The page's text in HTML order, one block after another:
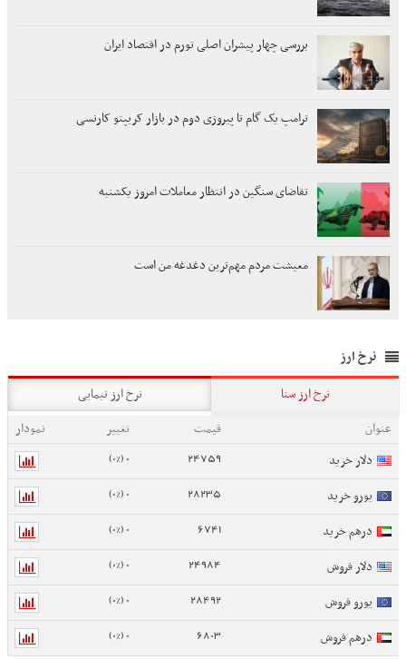
بررسی چهار پیشران اصلی تورم در اقتصاد ایران
ترامپ یک گام تا پیروزی دوم در بازار کریپتو کارنسی
تقاضای سنگین در انتظار معاملات امروز یکشنبه
معیشت مردم مهم‌ترین دغدغه من است
نرخ ارز
نرخ ارز سنا
نرخ ارز نیمایی
عنوان
قیمت تغییر
نمودار
دلار خرید
24759
0 (0%)
یورو خرید 28235
0 (0%)
درهم خرید 6741
0 (0%)
دلار فروش 24984
0 (0%)
یورو فروش 28492
0 (0%)
درهم فروش 6803
0 (0%)